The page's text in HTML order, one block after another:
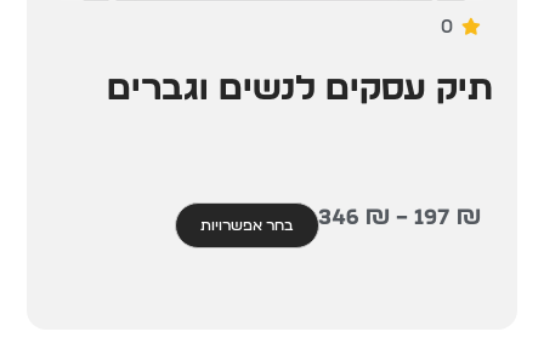
0
תיק עסקים לנשים וגברים
197 ₪
–
346 ₪ בחר אפשרויות